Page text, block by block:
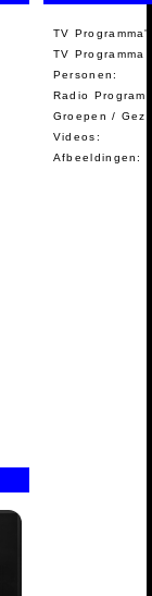
TV
TV Programma
Personen:
Radio
Groepen /
Videos:
Afbeeldingen: